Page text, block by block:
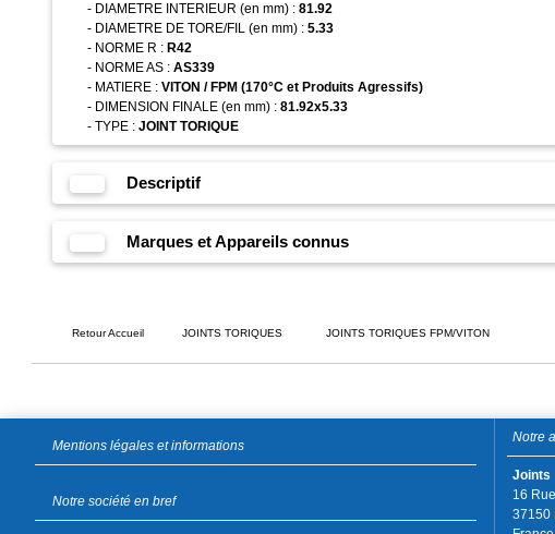
- DIAMETRE INTERIEUR (en mm) : 81.92
- DIAMETRE DE TORE/FIL (en mm) : 5.33
- NORME R : R42
- NORME AS : AS339
- MATIERE : VITON / FPM (170°C et Produits Agressifs)
- DIMENSION FINALE (en mm) : 81.92x5.33
- TYPE : JOINT TORIQUE
Descriptif
Marques et Appareils connus
Retour Accueil JOINTS TORIQUES JOINTS TORIQUES FPM/VITON
Mentions légales et informations
Notre société en bref
Notre
Joints
16
37150